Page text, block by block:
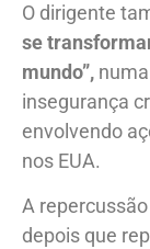
O dirigente
se
mundo”,
insegurança
envolvendo
nos EUA.
A
depois que